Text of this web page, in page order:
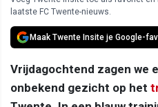
laatste FC Twente-nieuws.
Maak Twente Insite je Google-
Vrijdagochtend zagen we
onbekend gezicht op het